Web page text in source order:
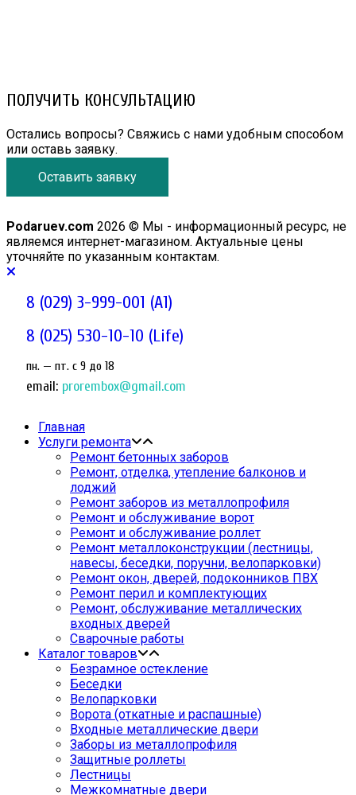
ПОЛУЧИТЬ КОНСУЛЬТАЦИЮ
Остались вопросы? Свяжись с нами удобным способом
или оставь заявку.
Оставить заявку
Podaruev.com 2026 © Мы - информационный ресурс, не
являемся интернет-магазином. Актуальные цены
уточняйте по указанным контактам.
8 (029) 3-999-001 (A1)
8 (025) 530-10-10 (Life)
пн. — пт. c 9 до 18
email: prorembox@gmail.com
Главная
Услуги ремонта
Ремонт бетонных заборов
Ремонт, отделка, утепление балконов и
лоджий
Ремонт заборов из металлопрофиля
Ремонт и обслуживание ворот
Ремонт и обслуживание роллет
Ремонт металлоконструкции (лестницы,
навесы, беседки, поручни, велопарковки)
Ремонт окон, дверей, подоконников ПВХ
Ремонт перил и комплектующих
Ремонт, обслуживание металлических
входных дверей
Сварочные работы
Каталог товаров
Безрамное остекление
Беседки
Велопарковки
Ворота (откатные и распашные)
Входные металлические двери
Заборы из металлопрофиля
Защитные роллеты
Лестницы
Межкомнатные двери